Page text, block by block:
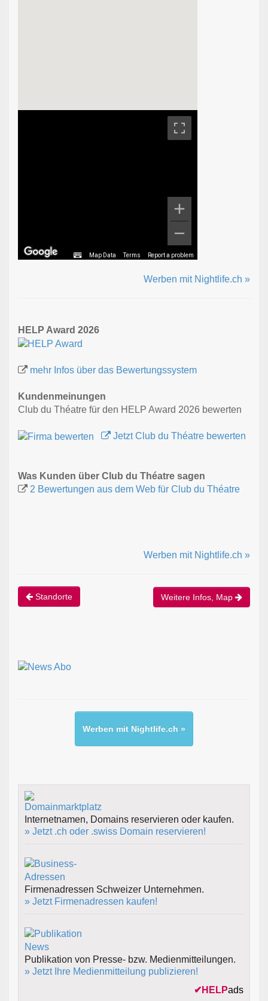
Map Data Terms Report a problem
Werben mit Nightlife.ch »
HELP Award 2026
mehr Infos über das Bewertungssystem
Kundenmeinungen
Club du Théatre für den HELP Award 2026 bewerten
Jetzt Club du Théatre bewerten
Was Kunden über Club du Théatre sagen
2 Bewertungen aus dem Web für Club du Théatre
Werben mit Nightlife.ch »
Standorte Weitere Infos, Map
Werben mit Nightlife.ch »
Internetnamen, Domains reservieren oder kaufen.
» Jetzt .ch oder .swiss Domain reservieren!
Firmenadressen Schweizer Unternehmen.
» Jetzt Firmenadressen kaufen!
Publikation von Presse- bzw. Medienmitteilungen.
» Jetzt Ihre Medienmitteilung publizieren!
✔ HELPads